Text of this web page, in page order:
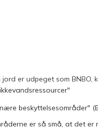
er udpeget som BNBO,
beskyttelsesområder"
er så små, at det